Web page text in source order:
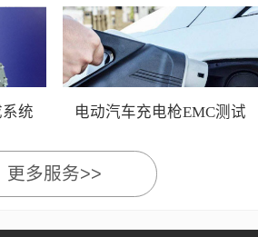
统
电动汽车充电枪EMC测试
更多服务>>